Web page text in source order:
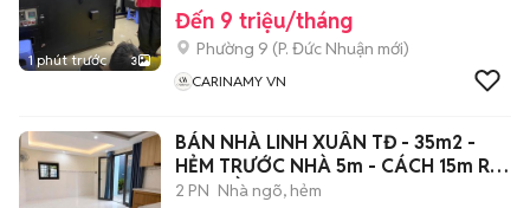
1 phút trước 3
Đến 9 triệu/tháng
Phường 9 (P. Đức Nhuận mới)
CARINAMY VN
BÁN NHÀ LINH XUÂN TĐ - 35m2 -
HẺM TRƯỚC NHÀ 5m - CÁCH 15m RA
MẶT TIỀN
2 PN Nhà ngõ, hẻm